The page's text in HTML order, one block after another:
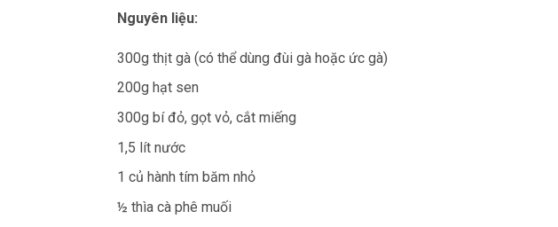
Nguyên liệu:
300g thịt gà (có thể dùng đùi gà hoặc ức gà)
200g hạt sen
300g bí đỏ, gọt vỏ, cắt miếng
1,5 lít nước
1 củ hành tím băm nhỏ
½ thìa cà phê muối